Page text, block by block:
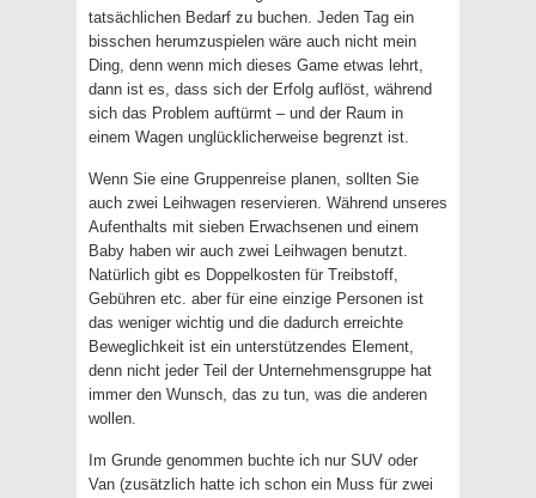
tatsächlichen Bedarf zu buchen. Jeden Tag ein
bisschen herumzuspielen wäre auch nicht mein
Ding, denn wenn mich dieses Game etwas lehrt,
dann ist es, dass sich der Erfolg auflöst, während
sich das Problem auftürmt – und der Raum in
einem Wagen unglücklicherweise begrenzt ist.
Wenn Sie eine Gruppenreise planen, sollten Sie
auch zwei Leihwagen reservieren. Während unseres
Aufenthalts mit sieben Erwachsenen und einem
Baby haben wir auch zwei Leihwagen benutzt.
Natürlich gibt es Doppelkosten für Treibstoff,
Gebühren etc. aber für eine einzige Personen ist
das weniger wichtig und die dadurch erreichte
Beweglichkeit ist ein unterstützendes Element,
denn nicht jeder Teil der Unternehmensgruppe hat
immer den Wunsch, das zu tun, was die anderen
wollen.
Im Grunde genommen buchte ich nur SUV oder
Van (zusätzlich hatte ich schon ein Muss für zwei